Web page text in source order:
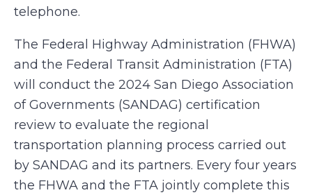
telephone.
The Federal Highway Administration (FHWA)
and the Federal Transit Administration (FTA)
will conduct the 2024 San Diego Association
of Governments (SANDAG) certification
review to evaluate the regional
transportation planning process carried out
by SANDAG and its partners. Every four years
the FHWA and the FTA jointly complete this